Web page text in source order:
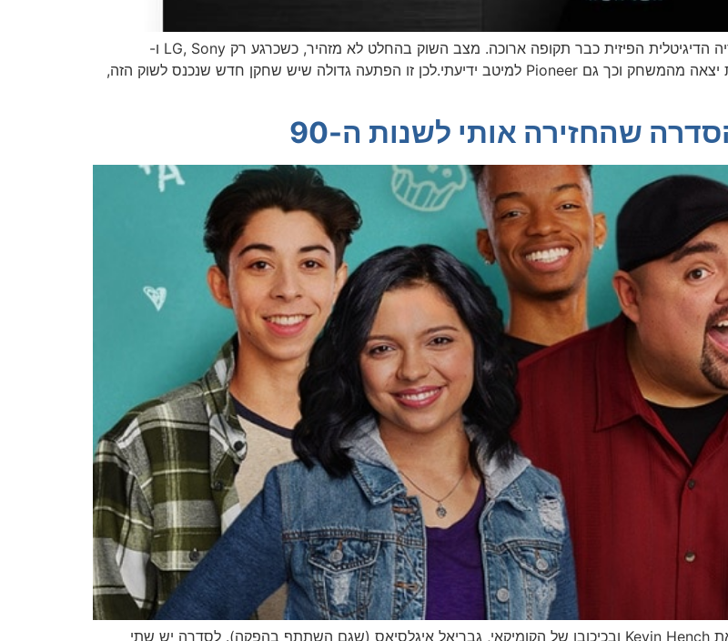
מומחים בתחום האלקטרוניקה הבידורית מנבאים את סוף עידן המדיה הדיגיטלית הפיזית כבר תקופה ארוכה. מצב השוק בהחלט לא מזהיר, כשכרגע רק LG, Sony ו-
Panasonic מציעות למכירה נגני 4K בלוריי. חברת Oppo היוקרתית יצאה מהמשחק וכך גם Pioneer למיטב ידיעתי.לכן זו הפתעה גדולה שיש שחקן חדש שנכנס לשוק הזה,
שהחזירה אותי לשנות ה-90
הסדרה הקומית, "מיסטר איגלסיאס" מבית נטפליקס, היא סדרה מאת Kevin Hench ובכיכובו של הקומיקאי, גבריאל איגלסיאס (שגם השתתף בהפקה). לסדרה יש שתי